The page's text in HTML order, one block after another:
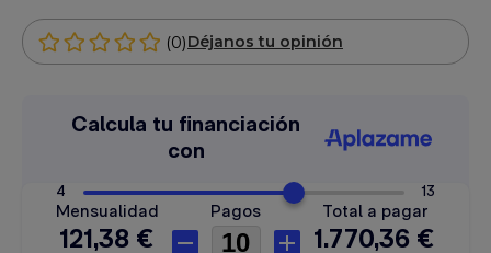
(0)Déjanos tu opinión